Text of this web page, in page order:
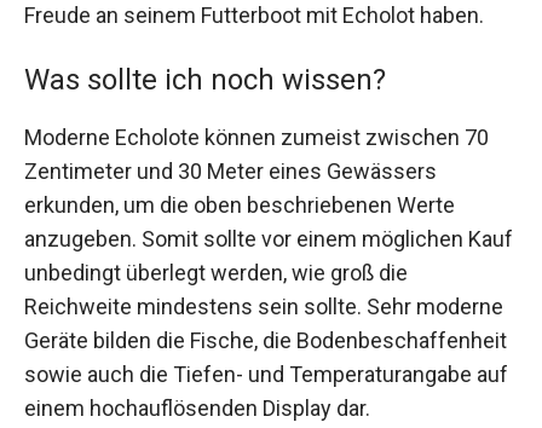
Freude an seinem Futterboot mit Echolot haben.
Was sollte ich noch wissen?
Moderne Echolote können zumeist zwischen 70
Zentimeter und 30 Meter eines Gewässers
erkunden, um die oben beschriebenen Werte
anzugeben. Somit sollte vor einem möglichen Kauf
unbedingt überlegt werden, wie groß die
Reichweite mindestens sein sollte. Sehr moderne
Geräte bilden die Fische, die Bodenbeschaffenheit
sowie auch die Tiefen- und Temperaturangabe auf
einem hochauflösenden Display dar.